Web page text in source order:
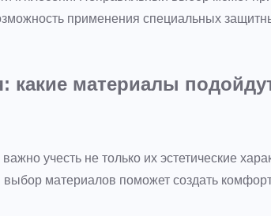
применения специальных
какие материалы
учесть не только их эстетические
материалов поможет создать